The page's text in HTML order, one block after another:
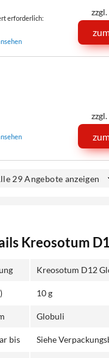
erforderlich:
29 Angebote anzeigen
Kreosotum
Kreosotum D12
10 g
Globuli
bis Siehe